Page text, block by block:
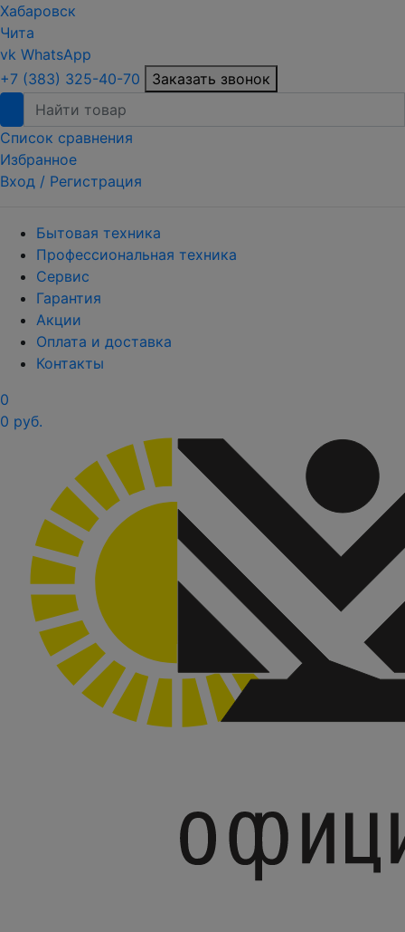
Хабаровск
Чита
vk WhatsApp
+7 (383) 325-40-70
Заказать звонок
Список сравнения
Избранное
Вход / Регистрация
Бытовая техника
Профессиональная техника
Сервис
Гарантия
Акции
Оплата и доставка
Контакты
0
0 руб.